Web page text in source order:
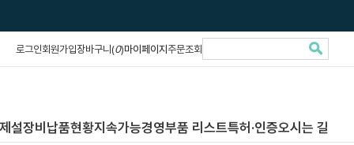
로그인회원가입장바구니(0)마이페이지 주문조회
제설장비납품현황지속가능경영부품 리스트특허·인증오시는 길